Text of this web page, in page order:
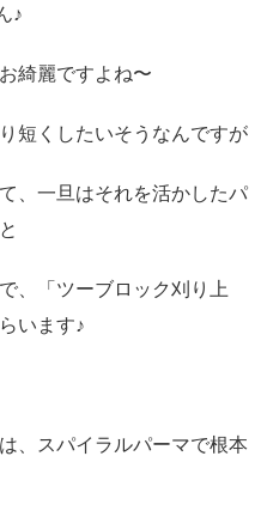
♪
綺麗ですよね〜
短くしたいそうなんですが
、一旦はそれを活かしたパ
、「ツーブロック刈り上
います♪
、スパイラルパーマで根本